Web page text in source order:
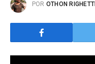
POR OTHON RIGHETTI